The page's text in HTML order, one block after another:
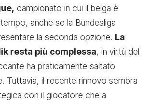
campionato in cui il belga è
anche se la Bundesliga
la seconda opzione. La
resta più complessa, in virtù del
ha praticamente saltato
Tuttavia, il recente rinnovo sembra
con il giocatore che a